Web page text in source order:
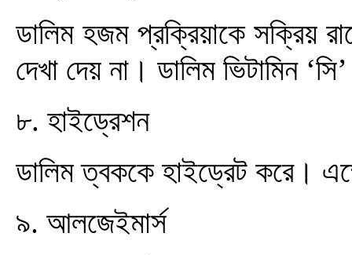
ডালিম হজম প্রক্রিয়াকে সক্রিয়
দেখা দেয় না। ডালিম ভিটামিন
৮. হাইড্রেশন
ডালিম ত্বককে হাইড্রেট করে।
৯. আলজেইমার্স